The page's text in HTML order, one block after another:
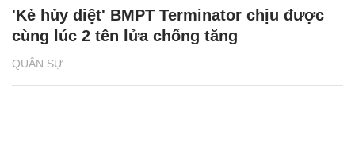
QUÂN SỰ
'Kẻ hủy diệt' BMPT Terminator chịu được
cùng lúc 2 tên lửa chống tăng